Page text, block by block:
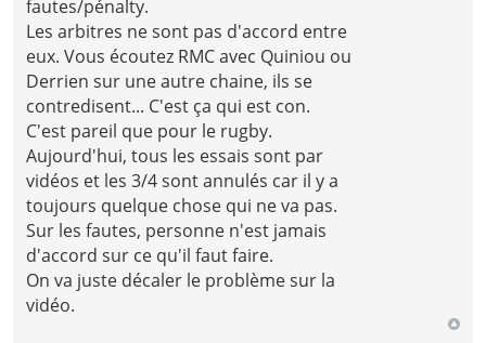
fautes/pénalty.
Les arbitres ne sont pas d'accord entre
eux. Vous écoutez RMC avec Quiniou ou
Derrien sur une autre chaine, ils se
contredisent... C'est ça qui est con.
C'est pareil que pour le rugby.
Aujourd'hui, tous les essais sont par
vidéos et les 3/4 sont annulés car il y a
toujours quelque chose qui ne va pas.
Sur les fautes, personne n'est jamais
d'accord sur ce qu'il faut faire.
On va juste décaler le problème sur la
vidéo.